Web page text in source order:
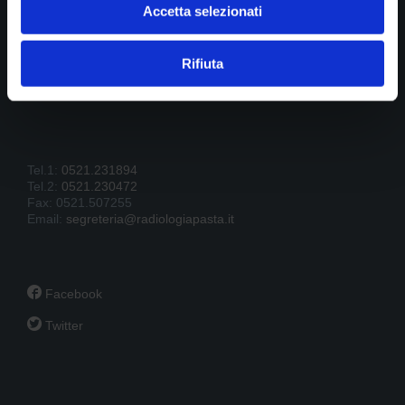
Accetta selezionati
Rifiuta
Tel.1: 0521.231894
Tel.2: 0521.230472
Fax: 0521.507255
Email: segreteria@radiologiapasta.it
 Facebook
 Twitter